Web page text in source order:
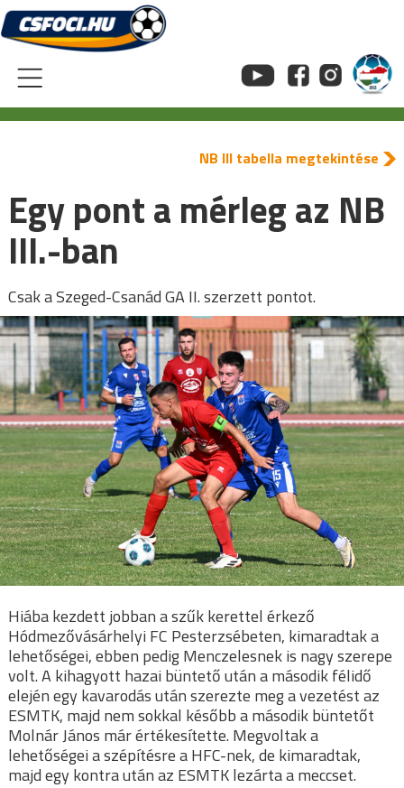
Skip
to
content
NB III tabella megtekintése
Egy pont a mérleg az NB
III.-ban
Csak a Szeged-Csanád GA II. szerzett pontot.
Hiába kezdett jobban a szűk kerettel érkező
Hódmezővásárhelyi FC Pesterzsébeten, kimaradtak a
lehetőségei, ebben pedig Menczelesnek is nagy szerepe
volt. A kihagyott hazai büntető után a második félidő
elején egy kavarodás után szerezte meg a vezetést az
ESMTK, majd nem sokkal később a második büntetőt
Molnár János már értékesítette. Megvoltak a
lehetőségei a szépítésre a HFC-nek, de kimaradtak,
majd egy kontra után az ESMTK lezárta a meccset.